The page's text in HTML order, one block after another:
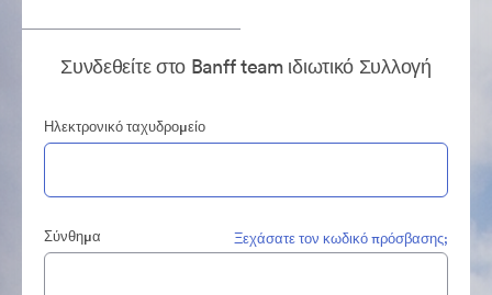
Συνδεθείτε στο Banff team ιδιωτικό Συλλογή
Ηλεκτρονικό ταχυδρομείο
Σύνθημα Ξεχάσατε τον κωδικό πρόσβασης;